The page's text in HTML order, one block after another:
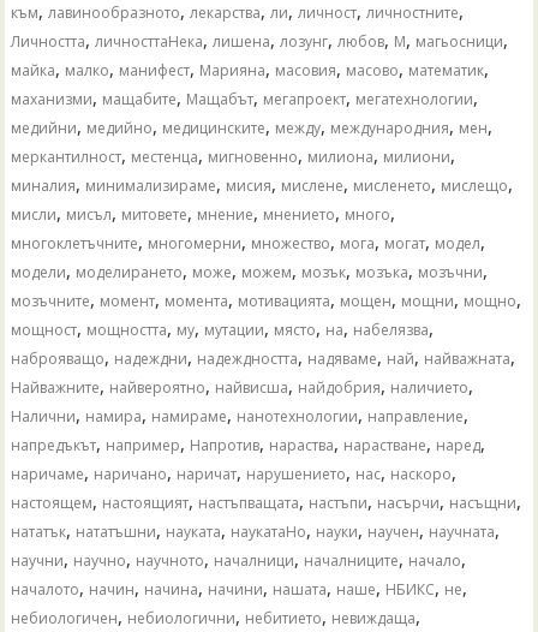
към,лавинообразното,лекарства,ли,личност,личностните,
Личността,личносттаНека,лишена,лозунг,любов, М, магьосници,
майка, малко, манифест, Марияна, масовия, масово, математик,
маханизми, мащабите, Мащабът, мегапроект, мегатехнологии,
медийни, медийно, медицинските, между, международния, мен,
меркантилност, местенца, мигновенно, милиона, милиони,
миналия, минимализираме, мисия, мислене, мисленето, мислещо,
мисли, мисъл, митовете, мнение, мнението, много,
многоклетъчните, многомерни, множество, мога, могат, модел,
модели, моделирането, може, можем, мозък, мозъка, мозъчни,
мозъчните, момент, момента, мотивацията, мощен, мощни, мощно,
мощност, мощността, му, мутации, място, на, набелязва,
наброяващо, надеждни, надеждността, надяваме, най, найважната,
Найважните, найвероятно, найвисша, найдобрия, наличието,
Налични, намира, намираме, нанотехнологии, направление,
напредъкът, например, Напротив, нараства, нарастване, наред,
наричаме, наричано, наричат, нарушението, нас, наскоро,
настоящем, настоящият, настъпващата, настъпи, насърчи, насъщни,
нататък, нататъшни, науката, наукатаНо, науки, научен, научната,
научни, научно, научното, началници, началниците, начало,
началото, начин, начина, начини, нашата, наше, НБИКС, не,
небиологичен, небиологични, небитието, невиждаща,